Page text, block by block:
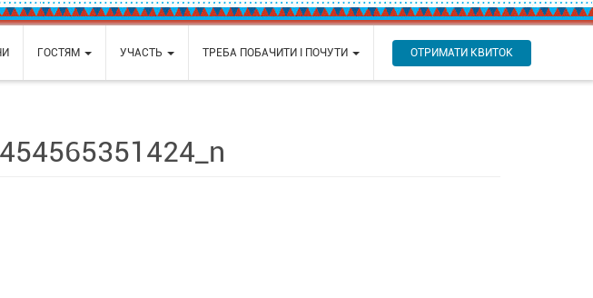
ГОСТЯМ УЧАСТЬ ТРЕБА ПОБАЧИТИ І ПОЧУТИ ОТРИМАТИ КВИТОК